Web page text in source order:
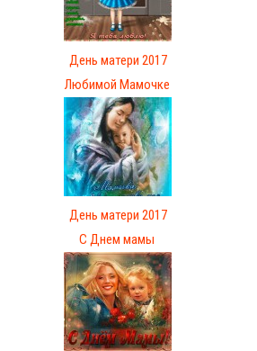
День матери 2017
Любимой Мамочке
День матери 2017
С Днем мамы